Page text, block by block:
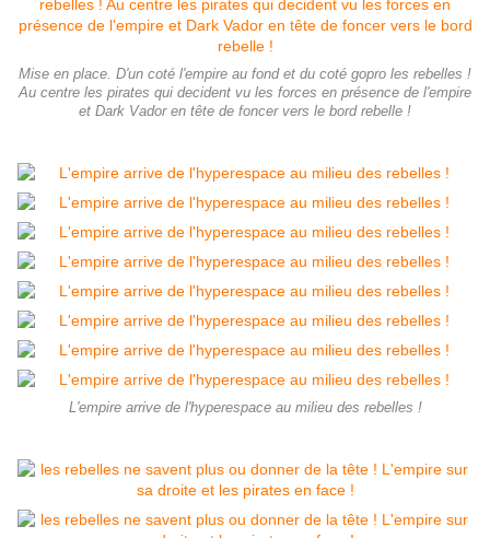
Mise en place. D'un coté l'empire au fond et du coté gopro les rebelles !
Au centre les pirates qui decident vu les forces en présence de l'empire
et Dark Vador en tête de foncer vers le bord rebelle !
L'empire arrive de l'hyperespace au milieu des rebelles !